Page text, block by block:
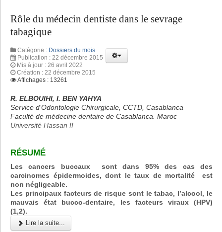
Rôle du médecin dentiste dans le sevrage
tabagique
Catégorie : Dossiers du mois
Publication : 22 décembre 2015
Mis à jour : 26 avril 2022
Création : 22 décembre 2015
Affichages : 13261
R. ELBOUIHI, I. BEN YAHYA
Service d’Odontologie Chirurgicale, CCTD, Casablanca
Faculté de médecine dentaire de Casablanca. Maroc
Université Hassan II
RÉSUMÉ
Les cancers buccaux sont dans 95% des cas des
carcinomes épidermoides, dont le taux de mortalité est
non négligeable.
Les principaux facteurs de risque sont le tabac, l’alcool, le
mauvais état bucco-dentaire, les facteurs viraux (HPV)
(1,2).
Lire la suite...